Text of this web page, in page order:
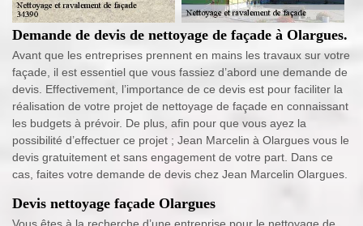
Demande de devis de nettoyage de façade à Olargues.
Avant que les entreprises prennent en mains les travaux sur votre
façade, il est essentiel que vous fassiez d’abord une demande de
devis. Effectivement, l’importance de ce devis est pour faciliter la
réalisation de votre projet de nettoyage de façade en connaissant
les budgets à prévoir. De plus, afin pour que vous ayez la
possibilité d’effectuer ce projet ; Jean Marcelin à Olargues vous le
devis gratuitement et sans engagement de votre part. Dans ce
cas, faites votre demande de devis chez Jean Marcelin Olargues.
Devis nettoyage façade Olargues